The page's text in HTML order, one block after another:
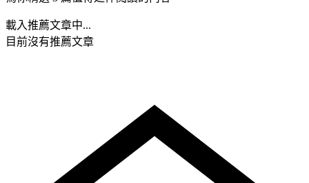
載入推薦文章中...
目前沒有推薦文章